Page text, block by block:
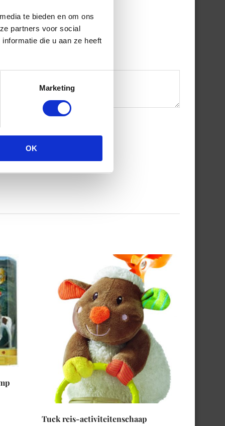
te bieden en om ons
partners voor social
die u aan ze heeft
Marketing
OK
Tuck reis-activiteitenschaap